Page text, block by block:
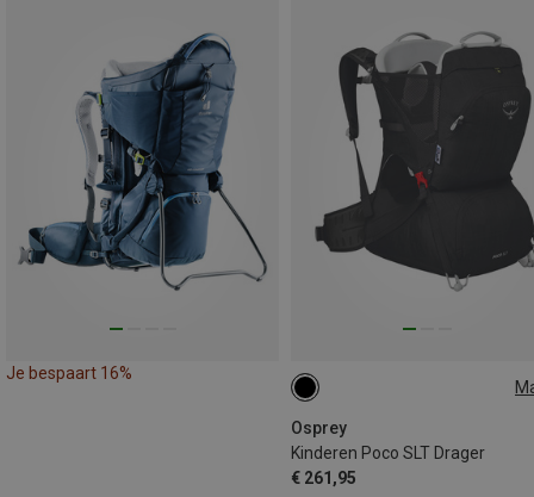
Je bespaart 16%
Osprey
Kinderen Poco SLT Drager
€ 261,95
22L